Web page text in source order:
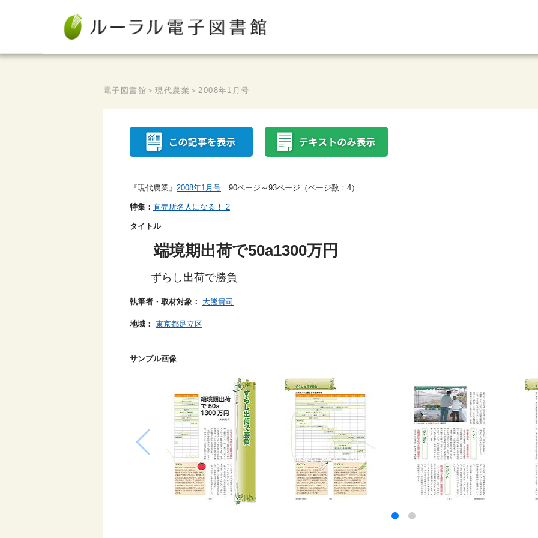
電子図書館 ＞現代農業 ＞2008年1月号
『現代農業』 2008年1月号 90ページ～93ページ（ページ数：4）
特集： 直売所名人になる！ 2
タイトル
端境期出荷で50a1300万円
ずらし出荷で勝負
執筆者・取材対象： 大熊貴司
地域： 東京都足立区
サンプル画像